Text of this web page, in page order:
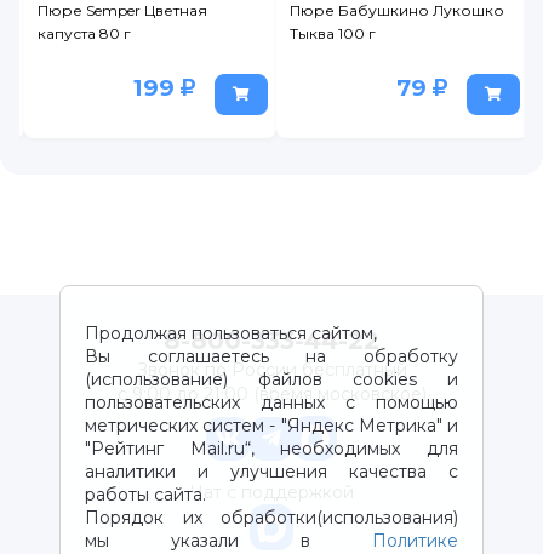
Пюре Semper Цветная
капуста 80 г
199
Пюре Бабушкино Лукошко
Тыква 100 г
79
Продолжая пользоваться сайтом,
Вы соглашаетесь на обработку
(использование) файлов cookies и
пользовательских данных с помощью
метрических систем - "Яндекс Метрика" и
"Рейтинг Mail.ru“, необходимых для
аналитики и улучшения качества с
работы сайта.
Порядок их обработки(использования)
мы указали в
Политике
8-800-333-44-22
Звонок по России бесплатный
с 9:00 до 21:00 (время московское)
Чат с поддержкой